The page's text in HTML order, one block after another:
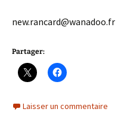
new.rancard@wanadoo.fr
Partager:
Laisser un commentaire